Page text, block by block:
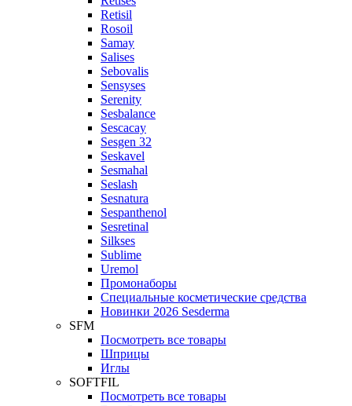
Retisil
Rosoil
Samay
Salises
Sebovalis
Sensyses
Serenity
Sesbalance
Sescacay
Sesgen 32
Seskavel
Sesmahal
Seslash
Sesnatura
Sespanthenol
Sesretinal
Silkses
Sublime
Uremol
Промонаборы
Специальные косметические средства
Новинки 2026 Sesderma
SFM
Посмотреть все товары
Шприцы
Иглы
SOFTFIL
Посмотреть все товары